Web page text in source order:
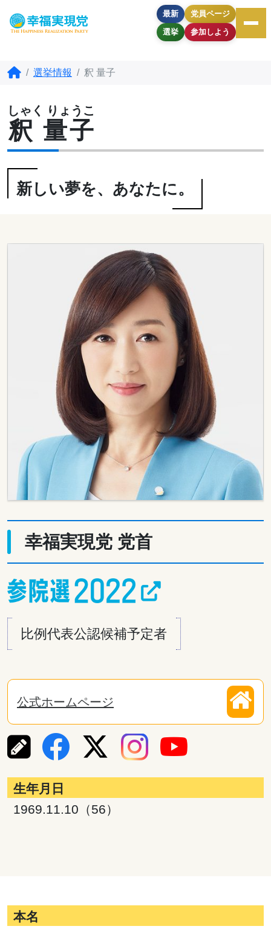
最新
選挙
党員ページ
参加しよう
選挙情報 釈 量子
釈 量子
しゃく りょうこ
新しい夢を、あなたに。
幸福実現党 党首
比例代表公認候補予定者
公式ホームページ
生年月日
1969.11.10（56）
本名